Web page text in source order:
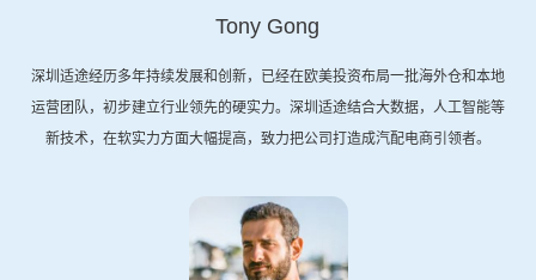
Tony Gong
深圳适途经历多年持续发展和创新，已经在欧美投资布局一批海外仓和本地
运营团队，初步建立行业领先的硬实力。深圳适途结合大数据，人工智能等
新技术，在软实力方面大幅提高，致力把公司打造成汽配电商引领者。